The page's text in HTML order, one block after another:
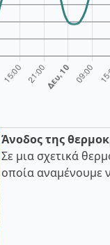
Άνοδος της
Σε μια σχετικά
οποία αναμένουμε